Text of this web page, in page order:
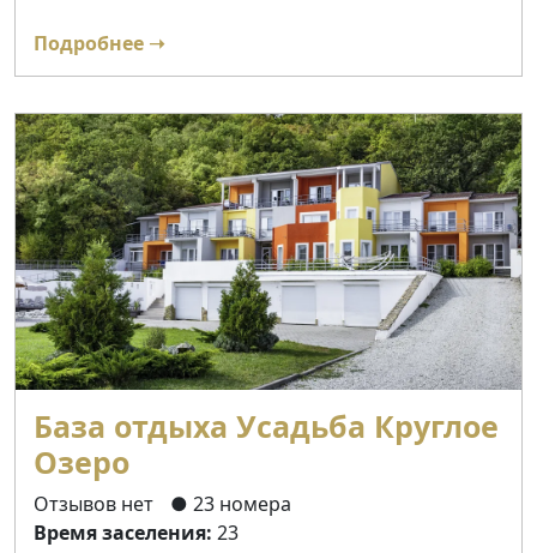
Подробнее ➝
База отдыха Усадьба Круглое
Озеро
Отзывов нет
● 23 номера
Время заселения: 23